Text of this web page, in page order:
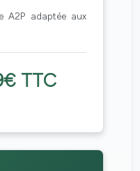
A2P adaptée aux
TTC